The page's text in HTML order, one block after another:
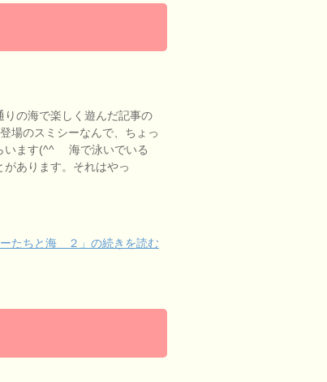
の海で楽しく遊んだ記事の
場のスミシーなんで、ちょっ
います(^^ゞ 海で泳いでいる
あります。それはやっ
ーたちと海 ２」の続きを読む